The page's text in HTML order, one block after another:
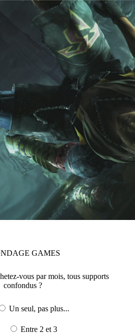
GAMES
vous par mois, tous supports
confondus ?
Un seul, pas plus...
Entre 2 et 3